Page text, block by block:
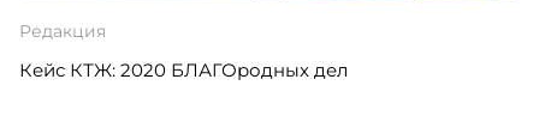
Редакция
Кейс КТЖ: 2020 БЛАГОродных дел